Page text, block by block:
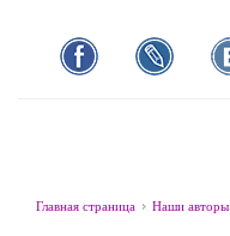
Главная страница Наши авторы